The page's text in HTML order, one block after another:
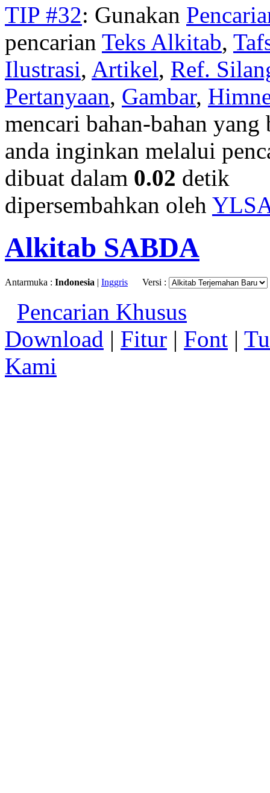
TIP #32: Gunakan
pencarian Teks Alkitab,
Ilustrasi, Artikel, Ref.
Pertanyaan, Gambar,
mencari bahan-bahan
anda inginkan melalui
dibuat dalam 0.02 detik
dipersembahkan oleh
Alkitab SABDA
Antarmuka : Indonesia | Inggris Versi :
Pencarian Khusus
Download | Fitur | Font |
Kami